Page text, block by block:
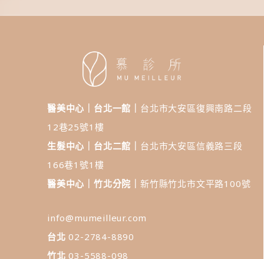
醫美中心｜台北一館｜ 台北市大安區復興南路二段
12巷25號1樓
生髮中心｜台北二館｜ 台北市大安區信義路三段
166巷1號1樓
醫美中心｜竹北分院｜ 新竹縣竹北市文平路100號
info@mumeilleur.com
台北 02-2784-8890
竹北03-5588-098